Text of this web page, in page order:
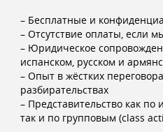
– Бесплатные и
– Отсутствие оплаты, если
– Юридическое
испанском, русском и
– Опыт в жёстких
разбирательствах
– Представительство как
так и по групповым (class